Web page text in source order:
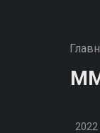
2022